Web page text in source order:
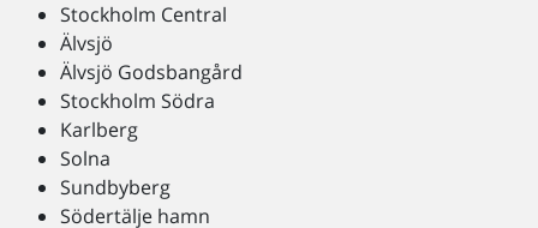
Stockholm Central
Älvsjö
Älvsjö Godsbangård
Stockholm Södra
Karlberg
Solna
Sundbyberg
Södertälje hamn